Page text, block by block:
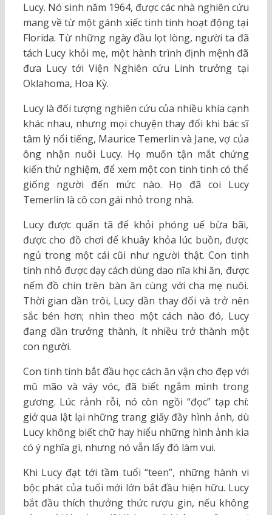
Lucy. Nó sinh năm 1964, được các nhà nghiên cứu
mang về từ một gánh xiếc tinh tinh hoạt động tại
Florida. Từ những ngày đầu lọt lòng, người ta đã
tách Lucy khỏi mẹ, một hành trình định mệnh đã
đưa Lucy tới Viện Nghiên cứu Linh trưởng tại
Oklahoma, Hoa Kỳ.
Lucy là đối tượng nghiên cứu của nhiều khía cạnh
khác nhau, nhưng mọi chuyện thay đổi khi bác sĩ
tâm lý nổi tiếng, Maurice Temerlin và Jane, vợ của
ông nhận nuôi Lucy. Họ muốn tận mắt chứng
kiến thử nghiệm, để xem một con tinh tinh có thể
giống người đến mức nào. Họ đã coi Lucy
Temerlin là cô con gái nhỏ trong nhà.
Lucy được quấn tã để khỏi phóng uế bừa bãi,
được cho đồ chơi để khuây khỏa lúc buồn, được
ngủ trong một cái cũi như người thật. Con tinh
tinh nhỏ được dạy cách dùng dao nĩa khi ăn, được
nếm đồ chín trên bàn ăn cùng với cha mẹ nuôi.
Thời gian dần trôi, Lucy dần thay đổi và trở nên
sắc bén hơn; nhìn theo một cách nào đó, Lucy
đang dần trưởng thành, ít nhiều trở thành một
con người.
Con tinh tinh bắt đầu học cách ăn vận cho đẹp với
mũ mão và váy vóc, đã biết ngắm mình trong
gương. Lúc rảnh rỗi, nó còn ngồi “đọc” tạp chí:
giở qua lật lại những trang giấy đầy hình ảnh, dù
Lucy không biết chữ hay hiểu những hình ảnh kia
có ý nghĩa gì, nhưng nó vẫn lấy đó làm vui.
Khi Lucy đạt tới tầm tuổi “teen”, những hành vi
bộc phát của tuổi mới lớn bắt đầu hiện hữu. Lucy
bắt đầu thích thưởng thức rượu gin, nếu không